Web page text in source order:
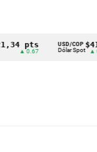
USD/COP
Dólar Spot
$4178
▲ 0.42